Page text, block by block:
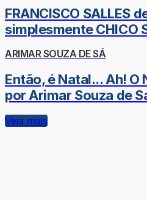
FRANCISCO SALLES
simplesmente CHICO
ARIMAR SOUZA DE SÁ
Então, é Natal... Ah!
por Arimar Souza de
Veja mais